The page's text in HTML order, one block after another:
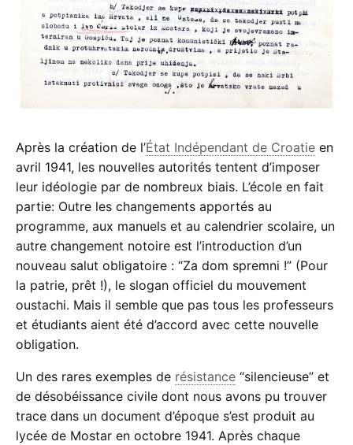
Après la création de l’État Indépendant de Croatie en
avril 1941, les nouvelles autorités tentent d’imposer
leur idéologie par de nombreux biais. L’école en fait
partie: Outre les changements apportés au
programme, aux manuels et au calendrier scolaire, un
autre changement notoire est l’introduction d’un
nouveau salut obligatoire : “Za dom spremni !” (Pour
la patrie, prêt !), le slogan officiel du mouvement
oustachi. Mais il semble que pas tous les professeurs
et étudiants aient été d’accord avec cette nouvelle
obligation.
Un des rares exemples de résistance “silencieuse” et
de désobéissance civile dont nous avons pu trouver
trace dans un document d’époque s’est produit au
lycée de Mostar en octobre 1941. Après chaque